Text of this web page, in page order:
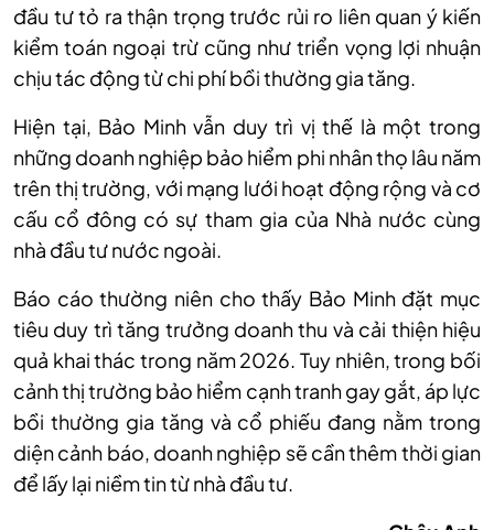
đầu tư tỏ ra thận trọng trước rủi ro liên quan ý kiến
kiểm toán ngoại trừ cũng như triển vọng lợi nhuận
chịu tác động từ chi phí bồi thường gia tăng.
Hiện tại, Bảo Minh vẫn duy trì vị thế là một trong
những doanh nghiệp bảo hiểm phi nhân thọ lâu năm
trên thị trường, với mạng lưới hoạt động rộng và cơ
cấu cổ đông có sự tham gia của Nhà nước cùng
nhà đầu tư nước ngoài.
Báo cáo thường niên cho thấy Bảo Minh đặt mục
tiêu duy trì tăng trưởng doanh thu và cải thiện hiệu
quả khai thác trong năm 2026. Tuy nhiên, trong bối
cảnh thị trường bảo hiểm cạnh tranh gay gắt, áp lực
bồi thường gia tăng và cổ phiếu đang nằm trong
diện cảnh báo, doanh nghiệp sẽ cần thêm thời gian
để lấy lại niềm tin từ nhà đầu tư.